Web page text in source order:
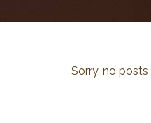
Sorry, no